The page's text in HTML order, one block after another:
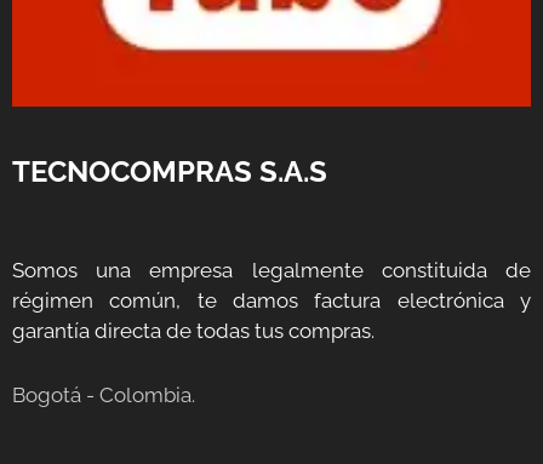
TECNOCOMPRAS S.A.S
Somos una empresa legalmente constituida de
régimen común, te damos factura electrónica y
garantía directa de todas tus compras.
Bogotá - Colombia.